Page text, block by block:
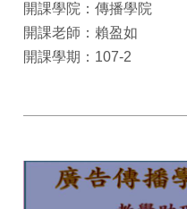
開課學院：傳播學院
開課老師：賴盈如
開課學期：107-2